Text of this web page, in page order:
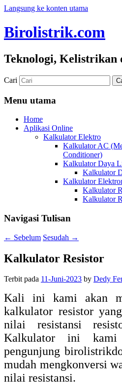
Langsung ke konten utama
Birolistrik.com
Teknologi, Kelistrikan
Cari
Menu utama
Home
Aplikasi Online
Kalkulator Elektro
Kalkulator AC
Conditioner)
Kalkulator Daya
Kalkulator
Kalkulator
Kalkulator
Kalkulator
Navigasi Tulisan
← Sebelum Sesudah →
Kalkulator Resistor
Terbit pada 11-Juni-2023 by Dedy
Kali ini kami akan
kalkulator resistor
nilai resistansi
Kalkulator ini
pengunjung
mudah mengkonversi
nilai resistansi.